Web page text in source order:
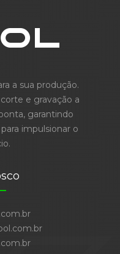
a sua produção.
e gravação a
garantindo
impulsionar o